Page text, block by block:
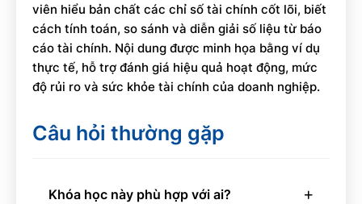
viên hiểu bản chất các chỉ số tài chính cốt lõi, biết
cách tính toán, so sánh và diễn giải số liệu từ báo
cáo tài chính. Nội dung được minh họa bằng ví dụ
thực tế, hỗ trợ đánh giá hiệu quả hoạt động, mức
độ rủi ro và sức khỏe tài chính của doanh nghiệp.
Câu hỏi thường gặp
Khóa học này phù hợp với ai?